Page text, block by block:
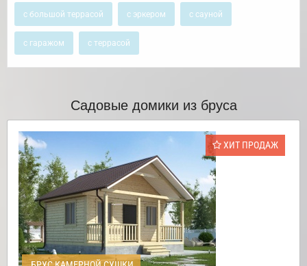
с большой террасой с эркером с сауной
с гаражом с террасой
Садовые домики из бруса
ХИТ ПРОДАЖ